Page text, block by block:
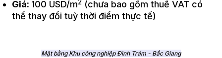
Giá: 100 USD/m2 (chưa bao gồm thuế VAT có
thể thay đổi tuỳ thời điểm thực tế)
Mặt bằng Khu công nghiệp Đình Trám - Bắc Giang